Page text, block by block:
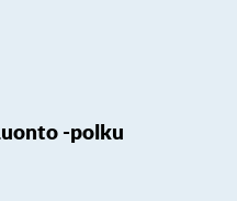
-polku